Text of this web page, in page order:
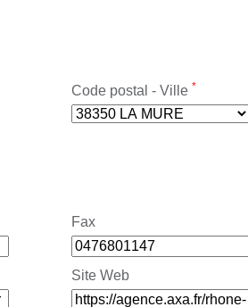
Code postal - Ville *
Fax
Site Web